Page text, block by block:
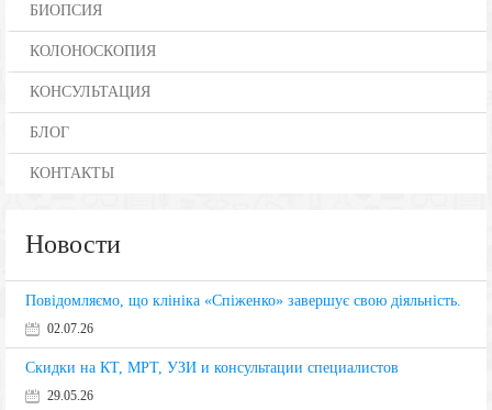
БИОПСИЯ
КОЛОНОСКОПИЯ
КОНСУЛЬТАЦИЯ
БЛОГ
КОНТАКТЫ
Новости
Повідомляємо, що клініка «Спіженко» завершує свою діяльність.
02.07.26
Скидки на КТ, МРТ, УЗИ и консультации специалистов
29.05.26